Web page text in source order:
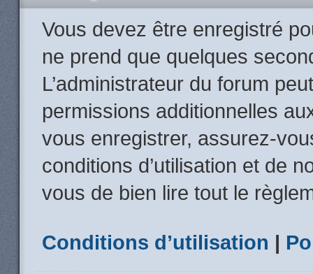
Vous devez être enregistré
ne prend que quelques
L’administrateur du forum
permissions additionnelles
vous enregistrer, assurez-
conditions d’utilisation et de
vous de bien lire tout le
Conditions d’utilisation |